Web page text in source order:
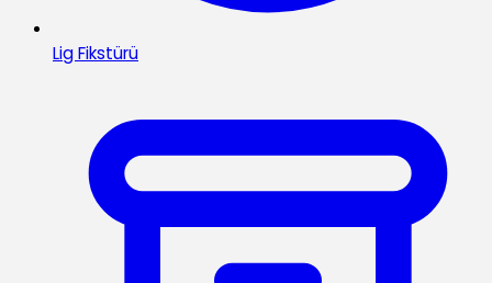
Lig Fikstürü